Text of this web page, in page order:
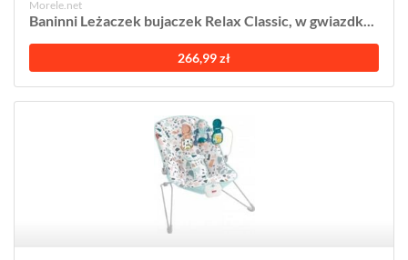
Morele.net
Baninni Leżaczek bujaczek Relax Classic, w gwiazdk...
266,99 zł